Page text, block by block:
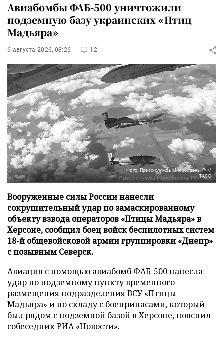
Авиабомбы ФАБ-500 уничтожили
подземную базу украинских «Птиц
Мадьяра»
6 августа 2026, 08:26 12
Фото: Пресс-служба Минобороны РФ/
ТАСС
Вооруженные силы России нанесли
сокрушительный удар по замаскированному
объекту взвода операторов «Птицы Мадьяра» в
Херсоне, сообщил боец войск беспилотных систем
18-й общевойсковой армии группировки «Днепр»
с позывным Северск.
Авиация с помощью авиабомб ФАБ-500 нанесла
удар по подземному пункту временного
размещения подразделения ВСУ «Птицы
Мадьяра» и по складу с боеприпасами, который
был рядом с подземной базой в Херсоне, пояснил
собеседникРИА «Новости».